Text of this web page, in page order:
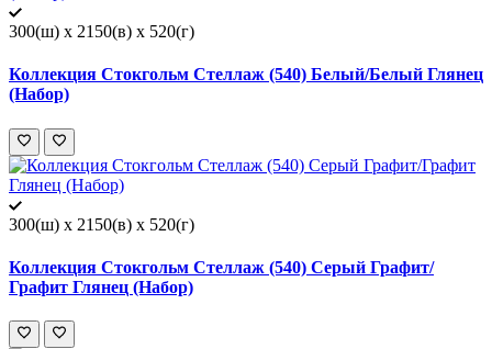
300(ш) x 2150(в) x 520(г)
Коллекция Стокгольм Стеллаж (540) Белый/Белый Глянец
(Набор)
300(ш) x 2150(в) x 520(г)
Коллекция Стокгольм Стеллаж (540) Серый Графит/
Графит Глянец (Набор)